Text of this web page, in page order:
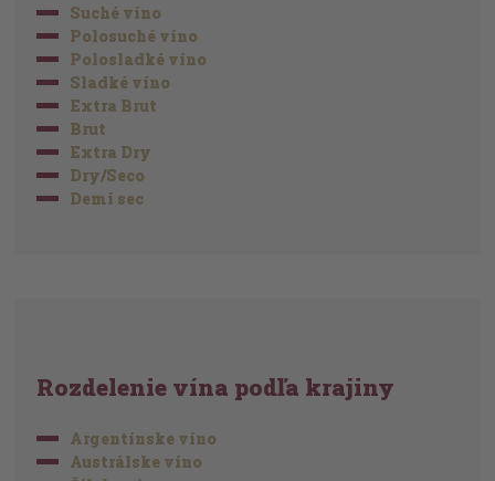
Suché víno
Polosuché víno
Polosladké víno
Sladké víno
Extra Brut
Brut
Extra Dry
Dry/Seco
Demi sec
Rozdelenie vína podľa krajiny
Argentínske víno
Austrálske víno